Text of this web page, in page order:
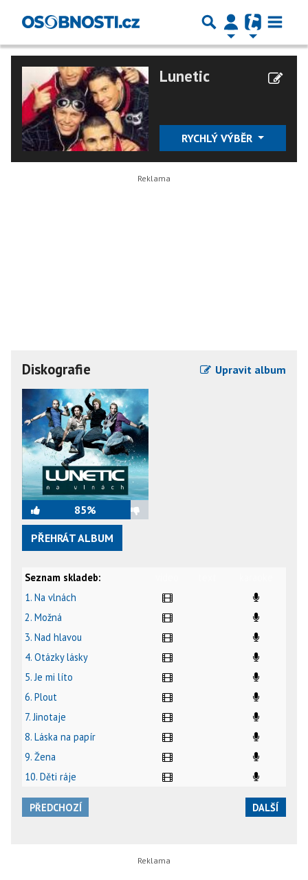
Lunetic
RYCHLÝ VÝBĚR
Diskografie Upravit album
85%
PŘEHRÁT ALBUM
Seznam skladeb:
1. Na vlnách
2. Možná
3. Nad hlavou
4. Otázky lásky
5. Je mi líto
6. Plout
7. Jinotaje
8. Láska na papír
9. Žena
10. Děti ráje
PŘEDCHOZÍ DALŠÍ